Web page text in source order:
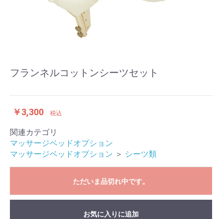
フランネルコットンシーツセット
￥3,300 税込
関連カテゴリ
マッサージベッドオプション
マッサージベッドオプション ＞ シーツ類
ただいま品切れ中です。
お気に入りに追加